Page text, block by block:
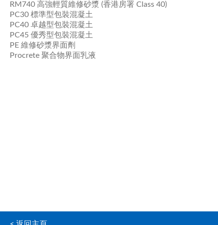
RM740 高強輕質維修砂漿 (香港房署 Class 40)
PC30 標準型包裝混凝土
PC40 卓越型包裝混凝土
PC45 優秀型包裝混凝土
PE 維修砂漿界面劑
Procrete 聚合物界面乳液